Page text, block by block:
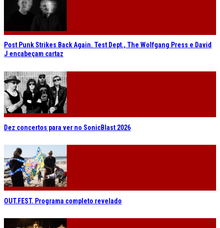
Post Punk Strikes Back Again. Test Dept., The Wolfgang Press e David
J encabeçam cartaz
Dez concertos para ver no SonicBlast 2026
OUT.FEST. Programa completo revelado